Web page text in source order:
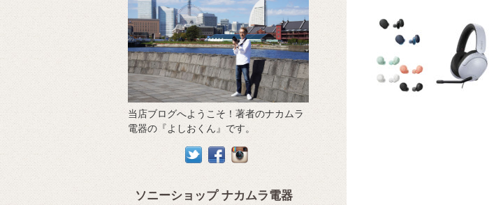
当店ブログへようこそ！著者のナカムラ
電器の『よしおくん』です。
ソニーショップ ナカムラ電器